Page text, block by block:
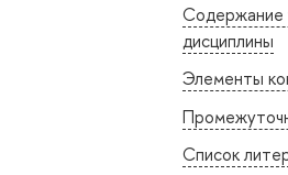
Содержание
дисциплины
Элементы
Список